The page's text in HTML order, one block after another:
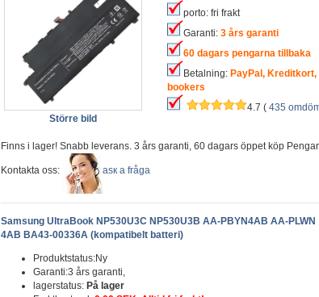
Större bild
porto: fri frakt
Garanti: 3 års garanti
60 dagars pengarna tillbaka
Betalning: PayPal, Kreditkort,
bookers
4.7 ( 435
Finns i lager! Snabb leverans. 3 års garanti, 60 dagars öppet köp
Kontakta oss: аsк а fråga
Samsung UltraBook NP530U3C NP530U3B AA-PBYN4AB AA-PLWN
4AB BA43-00336A (kompatibelt batteri)
Produktstatus:Ny
Garanti:3 års garanti,
lagerstatus: På lager